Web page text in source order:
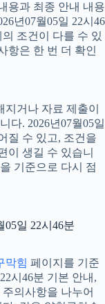
용과 최종 안내 내용
년07월05일 22시46
조건이 다를 수 있
항은 한 번 더 확인
거나 자료 제출이
다. 2026년07월05일
질 수 있고, 조건을
이 생길 수 있습니
기준으로 다시 점
05일 22시46분
막힘 페이지를 기준
시46분 기본 안내,
의사항을 나누어